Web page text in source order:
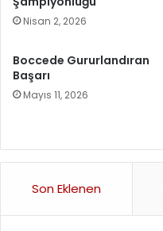
Nisan 2, 2026
Boccede Gururlandıran
Başarı
Mayıs 11, 2026
Son Eklenen